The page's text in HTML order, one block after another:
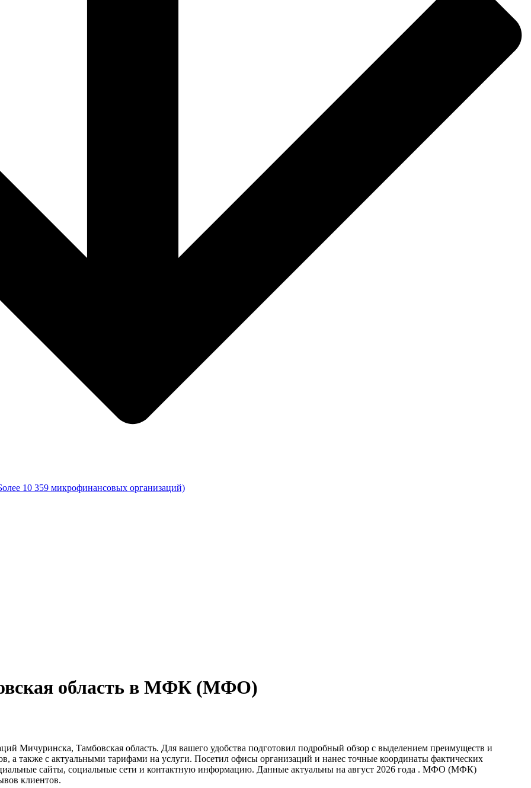
область в МФК (МФО)
Мичуринска, Тамбовская область. Для вашего удобства подготовил подробный обзор с выделением преимуществ и
а также с актуальными тарифами на услуги. Посетил офисы организаций и нанес точные координаты фактических
сайты, социальные сети и контактную информацию. Данные актуальны на август 2026 года . МФО (МФК)
клиентов.